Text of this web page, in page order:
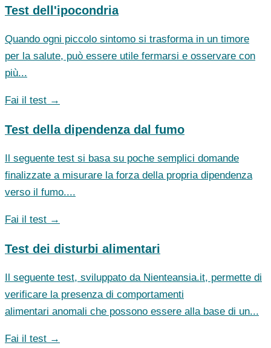
Test dell'ipocondria
Quando ogni piccolo sintomo si trasforma in un timore
per la salute, può essere utile fermarsi e osservare con
più...
Fai il test →
Test della dipendenza dal fumo
Il seguente test si basa su poche semplici domande
finalizzate a misurare la forza della propria dipendenza
verso il fumo....
Fai il test →
Test dei disturbi alimentari
Il seguente test, sviluppato da Nienteansia.it, permette di
verificare la presenza di comportamenti
alimentari anomali che possono essere alla base di un...
Fai il test →